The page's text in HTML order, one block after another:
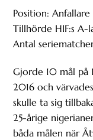
Position: Anfallare
Tillhörde HIF:s A-
Antal
Gjorde 10 mål på
2016 och
skulle ta sig
25-årige
båda målen när